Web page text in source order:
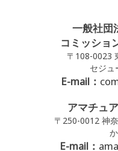
一般社団
コミッショ
〒108-0023
セジュ
E-mail：
アマチュ
〒250-0012 神
E-mail：